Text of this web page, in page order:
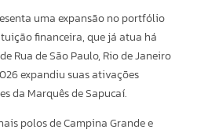
uma expansão no portfólio
financeira, que já atua há
Rua de São Paulo, Rio de Janeiro
expandiu suas ativações
da Marquês de Sapucaí.
polos de Campina Grande e